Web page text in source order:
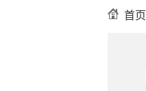
首页